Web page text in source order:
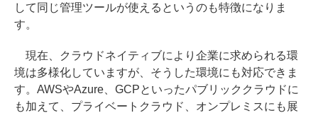
して同じ管理ツールが使えるというのも特徴になりま
す。
現在、クラウドネイティブにより企業に求められる環
境は多様化していますが、そうした環境にも対応できま
す。AWSやAzure、GCPといったパブリッククラウドに
も加えて、プライベートクラウド、オンプレミスにも展